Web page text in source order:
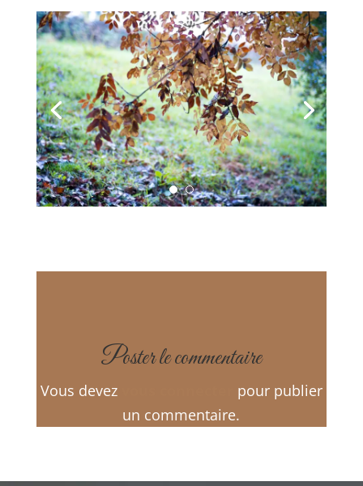
Poster le commentaire
Vous devez
pour publier
un commentaire.